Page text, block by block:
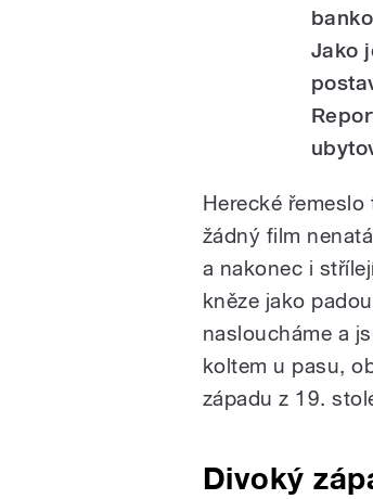
Jako
Herecké
žádný film
a nakonec i
kněze jako
nasloucháme a
koltem u pasu,
západu z 19.
Divoký